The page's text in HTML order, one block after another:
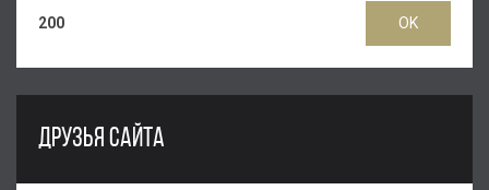
200
ДРУЗЬЯ САЙТА